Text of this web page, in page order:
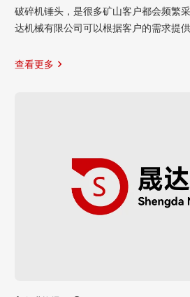
破碎机锤头，是很多矿山客户都会频繁
达机械有限公司可以根据客户的需求提
查看更多